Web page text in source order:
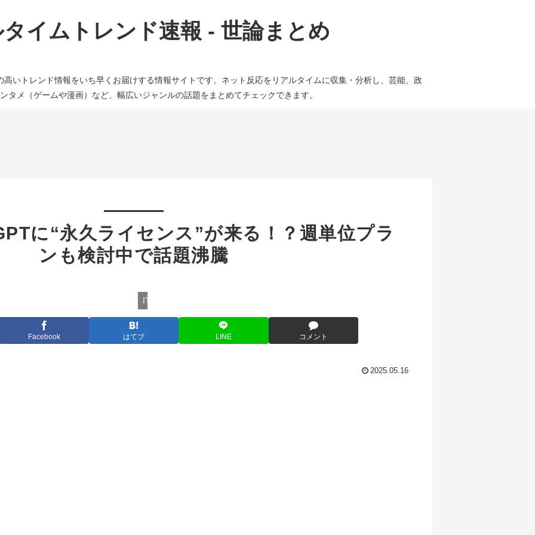
イムトレンド速報 - 世論まとめ
いトレンド情報をいち早くお届けする情報サイトです。ネット反応をリアルタイムに収集・分析し、芸能、政
タメ（ゲームや漫画）など、幅広いジャンルの話題をまとめてチェックできます。
に“永久ライセンス”が来る！？週単位プラ
ンも検討中で話題沸騰
IT
Facebook はてブ LINE コメント
2025.05.16